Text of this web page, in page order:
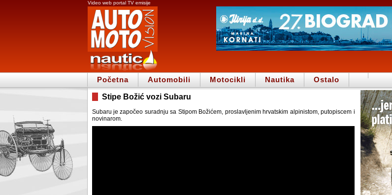
Video web portal TV emisije
Početna Automobili Motocikli Nautika Ostalo
Stipe Božić vozi Subaru
Subaru je započeo suradnju sa Stipom Božićem, proslavljenim hrvatskim alpinistom, putopiscem i
novinarom.